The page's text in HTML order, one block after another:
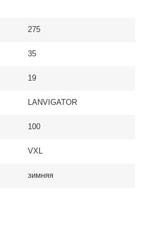
275
35
19
LANVIGATOR
100
VXL
зимняя